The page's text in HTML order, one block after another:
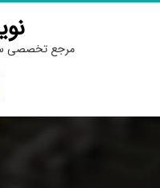
Skip
مرجع تخصصی